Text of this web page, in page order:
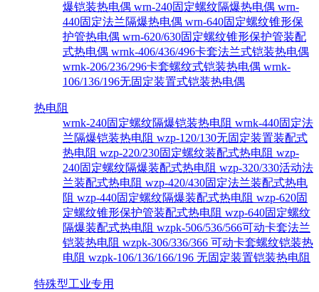
爆铠装热电偶 wrn-240固定螺纹隔爆热电偶 wrn-
440固定法兰隔爆热电偶 wrn-640固定螺纹锥形保
护管热电偶 wrn-620/630固定螺纹锥形保护管装配
式热电偶 wrnk-406/436/496卡套法兰式铠装热电偶
wrnk-206/236/296卡套螺纹式铠装热电偶 wrnk-
106/136/196无固定装置式铠装热电偶
热电阻
wrnk-240固定螺纹隔爆铠装热电阻 wrnk-440固定法
兰隔爆铠装热电阻 wzp-120/130无固定装置装配式
热电阻 wzp-220/230固定螺纹装配式热电阻 wzp-
240固定螺纹隔爆装配式热电阻 wzp-320/330活动法
兰装配式热电阻 wzp-420/430固定法兰装配式热电
阻 wzp-440固定螺纹隔爆装配式热电阻 wzp-620固
定螺纹锥形保护管装配式热电阻 wzp-640固定螺纹
隔爆装配式热电阻 wzpk-506/536/566可动卡套法兰
铠装热电阻 wzpk-306/336/366 可动卡套螺纹铠装热
电阻 wzpk-106/136/166/196 无固定装置铠装热电阻
特殊型工业专用